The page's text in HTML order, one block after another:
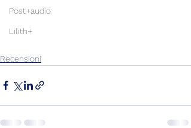
Post+audio
Lilith+
Recensioni